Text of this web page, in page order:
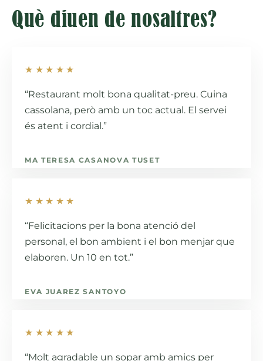
Què diuen de nosaltres?
★★★★★
“Restaurant molt bona qualitat-preu. Cuina
cassolana, però amb un toc actual. El servei
és atent i cordial.”
MA TERESA CASANOVA TUSET
★★★★★
“Felicitacions per la bona atenció del
personal, el bon ambient i el bon menjar que
elaboren. Un 10 en tot.”
EVA JUAREZ SANTOYO
★★★★★
“Molt agradable un sopar amb amics per